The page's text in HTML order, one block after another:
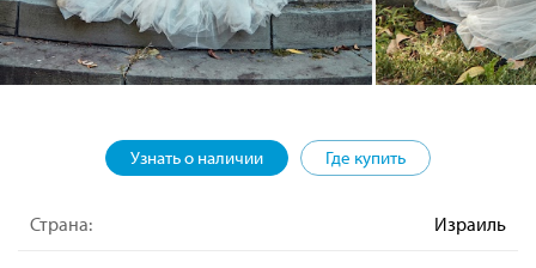
Узнать о наличии Где купить
Страна: Израиль